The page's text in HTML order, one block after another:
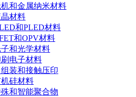
和金属纳米材料
材料
和PLED材料
和OPV材料
和光学材料
刷电子材料
组装和接触压印
硅材料
和智能聚合物